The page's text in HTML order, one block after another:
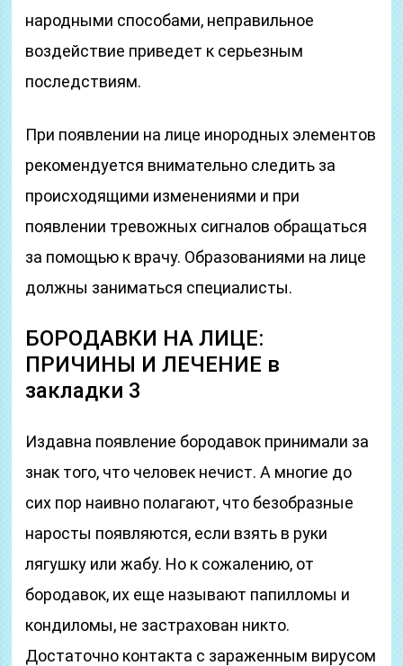
народными способами, неправильное
воздействие приведет к серьезным
последствиям.
При появлении на лице инородных элементов
рекомендуется внимательно следить за
происходящими изменениями и при
появлении тревожных сигналов обращаться
за помощью к врачу. Образованиями на лице
должны заниматься специалисты.
БОРОДАВКИ НА ЛИЦЕ:
ПРИЧИНЫ И ЛЕЧЕНИЕ в
закладки 3
Издавна появление бородавок принимали за
знак того, что человек нечист. А многие до
сих пор наивно полагают, что безобразные
наросты появляются, если взять в руки
лягушку или жабу. Но к сожалению, от
бородавок, их еще называют папилломы и
кондиломы, не застрахован никто.
Достаточно контакта с зараженным вирусом